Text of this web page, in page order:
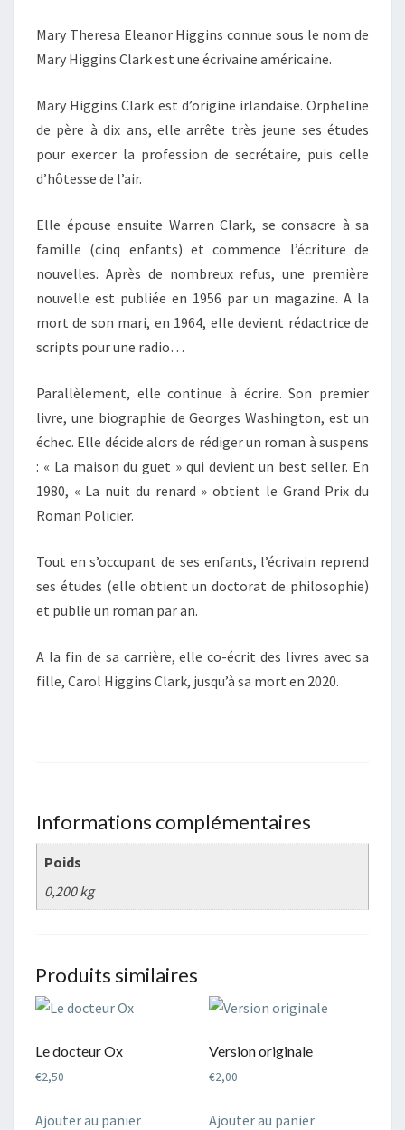
Mary Theresa Eleanor Higgins connue sous le nom de
Mary Higgins Clark est une écrivaine américaine.
Mary Higgins Clark est d’origine irlandaise. Orpheline
de père à dix ans, elle arrête très jeune ses études
pour exercer la profession de secrétaire, puis celle
d’hôtesse de l’air.
Elle épouse ensuite Warren Clark, se consacre à sa
famille (cinq enfants) et commence l’écriture de
nouvelles. Après de nombreux refus, une première
nouvelle est publiée en 1956 par un magazine. A la
mort de son mari, en 1964, elle devient rédactrice de
scripts pour une radio…
Parallèlement, elle continue à écrire. Son premier
livre, une biographie de Georges Washington, est un
échec. Elle décide alors de rédiger un roman à suspens
: « La maison du guet » qui devient un best seller. En
1980, « La nuit du renard » obtient le Grand Prix du
Roman Policier.
Tout en s’occupant de ses enfants, l’écrivain reprend
ses études (elle obtient un doctorat de philosophie)
et publie un roman par an.
A la fin de sa carrière, elle co-écrit des livres avec sa
fille, Carol Higgins Clark, jusqu’à sa mort en 2020.
Informations complémentaires
Poids
0,200 kg
Produits similaires
Le docteur Ox
€2,50
Ajouter au panier
Version originale
€2,00
Ajouter au panier